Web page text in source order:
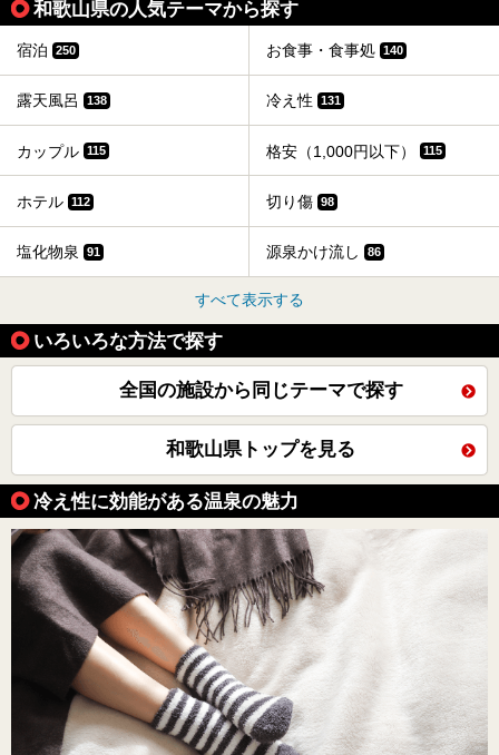
和歌山県の人気テーマから探す
宿泊 250 お食事・食事処 140
露天風呂 138 冷え性 131
カップル 115 格安（1,000円以下） 115
ホテル 112 切り傷 98
塩化物泉 91 源泉かけ流し 86
すべて表示する
いろいろな方法で探す
全国の施設から同じテーマで探す
和歌山県トップを見る
冷え性に効能がある温泉の魅力